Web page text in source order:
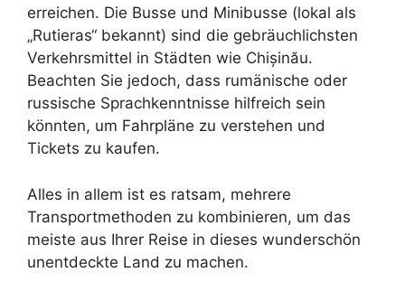
erreichen. Die Busse und Minibusse (lokal als
„Rutieras“ bekannt) sind die gebräuchlichsten
Verkehrsmittel in Städten wie Chișinău.
Beachten Sie jedoch, dass rumänische oder
russische Sprachkenntnisse hilfreich sein
könnten, um Fahrpläne zu verstehen und
Tickets zu kaufen.
Alles in allem ist es ratsam, mehrere
Transportmethoden zu kombinieren, um das
meiste aus Ihrer Reise in dieses wunderschön
unentdeckte Land zu machen.